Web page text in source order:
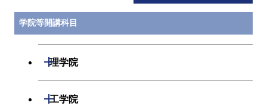
学院等開講科目
理学院
開閉
工学院
開閉